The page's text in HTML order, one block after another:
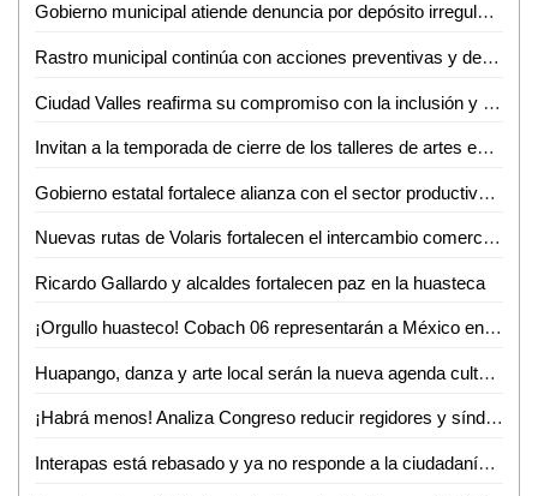
Gobierno municipal atiende denuncia por depósito irregular de basura en Villas del Real de Santiago
Rastro municipal continúa con acciones preventivas y de concientización contra el gusano barrenador del ganado
Ciudad Valles reafirma su compromiso con la inclusión y el respeto a la diversidad
Invitan a la temporada de cierre de los talleres de artes escénicas, danza y teatro en el CeartSLP
Gobierno estatal fortalece alianza con el sector productivo para impulsar crecimiento económico
Nuevas rutas de Volaris fortalecen el intercambio comercial y turístico de San Luis Potosí
Ricardo Gallardo y alcaldes fortalecen paz en la huasteca
¡Orgullo huasteco! Cobach 06 representarán a México en Brasil
Huapango, danza y arte local serán la nueva agenda cultural en Ciudad Valles
¡Habrá menos! Analiza Congreso reducir regidores y síndicos; reforma entraría en vigor hasta 2030
Interapas está rebasado y ya no responde a la ciudadanía: Luis Fernando Gámez